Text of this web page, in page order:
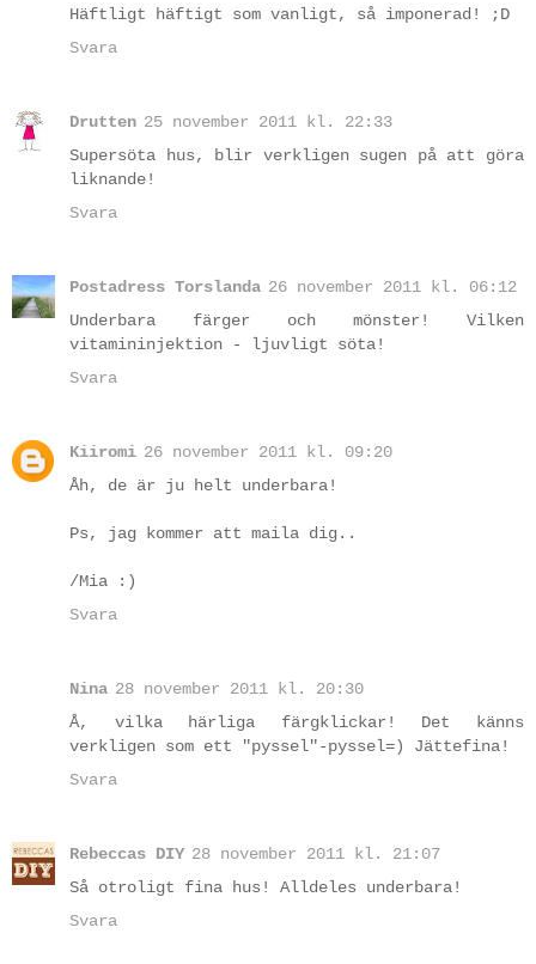
Häftligt häftigt som vanligt, så imponerad! ;D
Svara
Drutten 25 november 2011 kl. 22:33
Supersöta hus, blir verkligen sugen på att göra
liknande!
Svara
Postadress Torslanda 26 november 2011 kl. 06:12
Underbara färger och mönster! Vilken
vitamininjektion - ljuvligt söta!
Svara
Kiiromi 26 november 2011 kl. 09:20
Åh, de är ju helt underbara!
Ps, jag kommer att maila dig..
/Mia :)
Svara
Nina 28 november 2011 kl. 20:30
Å, vilka härliga färgklickar! Det känns
verkligen som ett "pyssel"-pyssel=) Jättefina!
Svara
Rebeccas DIY 28 november 2011 kl. 21:07
Så otroligt fina hus! Alldeles underbara!
Svara